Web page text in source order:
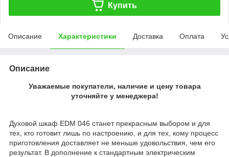
Купить
Описание Характеристики Доставка Оплата
Описание
Уважаемые покупатели, наличие и цену товара
уточняйте у менеджера!
Духовой шкаф EDM 046 станет прекрасным выбором и для
тех, кто готовит лишь по настроению, и для тех, кому процесс
приготовления доставляет не меньше удовольствия, чем его
результат. В дополнение к стандартным электрическим